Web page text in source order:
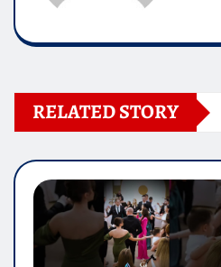
RELATED STORY